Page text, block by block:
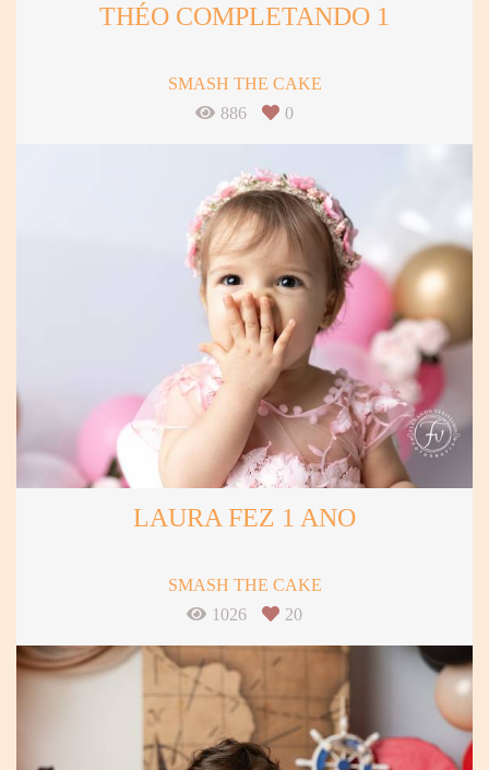
THÉO COMPLETANDO 1
SMASH THE CAKE
886
0
LAURA FEZ 1 ANO
SMASH THE CAKE
1026
20